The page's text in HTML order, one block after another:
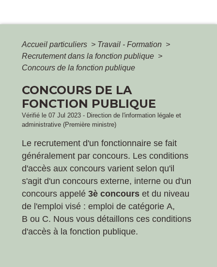
Accueil particuliers > Travail - Formation >
Recrutement dans la fonction publique >
Concours de la fonction publique
CONCOURS DE LA
FONCTION PUBLIQUE
Vérifié le 07 Jul 2023 - Direction de l'information légale et
administrative (Première ministre)
Le recrutement d'un fonctionnaire se fait
généralement par concours. Les conditions
d'accès aux concours varient selon qu'il
s'agit d'un concours externe, interne ou d'un
concours appelé 3è concours et du niveau
de l'emploi visé : emploi de catégorie A,
B ou C. Nous vous détaillons ces conditions
d'accès à la fonction publique.